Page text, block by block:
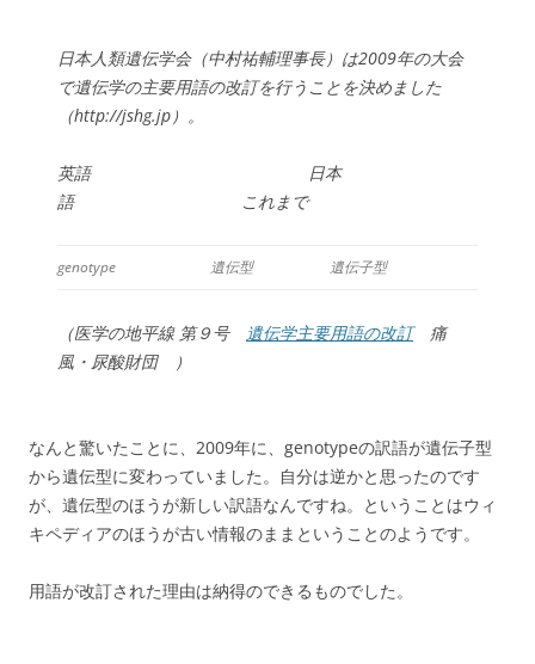
日本人類遺伝学会（中村祐輔理事長）は2009年の大会
で遺伝学の主要用語の改訂を行うことを決めました
（http://jshg.jp）。
英語 日本
語 これまで
genotype 遺伝型 遺伝子型
（医学の地平線 第９号 遺伝学主要用語の改訂痛
風・尿酸財団 ）
なんと驚いたことに、2009年に、genotypeの訳語が遺伝子型
から遺伝型に変わっていました。自分は逆かと思ったのです
が、遺伝型のほうが新しい訳語なんですね。ということはウィ
キペディアのほうが古い情報のままということのようです。
用語が改訂された理由は納得のできるものでした。